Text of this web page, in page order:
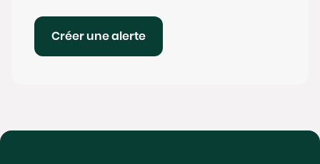
Créer une alerte